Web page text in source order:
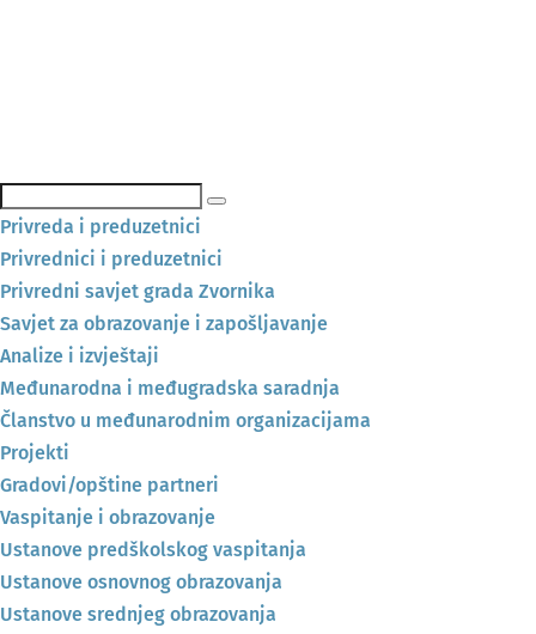
Pretraga
Privreda i preduzetnici
Privrednici i preduzetnici
Privredni savjet grada Zvornika
Savjet za obrazovanje i zapošljavanje
Analize i izvještaji
Međunarodna i međugradska saradnja
Članstvo u međunarodnim organizacijama
Projekti
Gradovi/opštine partneri
Vaspitanje i obrazovanje
Ustanove predškolskog vaspitanja
Ustanove osnovnog obrazovanja
Ustanove srednjeg obrazovanja